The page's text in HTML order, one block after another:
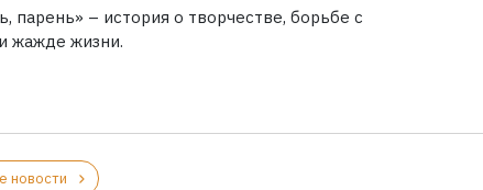
парень» – история о творчестве, борьбе с
жажде жизни.
новости